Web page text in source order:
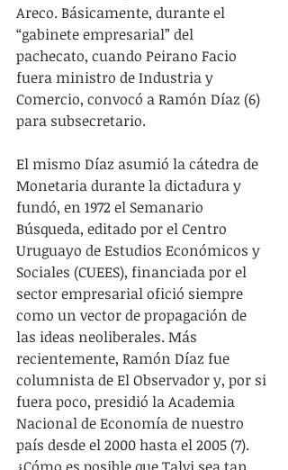
Areco. Básicamente, durante el
“gabinete empresarial” del
pachecato, cuando Peirano Facio
fuera ministro de Industria y
Comercio, convocó a Ramón Díaz (6)
para subsecretario.
El mismo Díaz asumió la cátedra de
Monetaria durante la dictadura y
fundó, en 1972 el Semanario
Búsqueda, editado por el Centro
Uruguayo de Estudios Económicos y
Sociales (CUEES), financiada por el
sector empresarial ofició siempre
como un vector de propagación de
las ideas neoliberales. Más
recientemente, Ramón Díaz fue
columnista de El Observador y, por si
fuera poco, presidió la Academia
Nacional de Economía de nuestro
país desde el 2000 hasta el 2005 (7).